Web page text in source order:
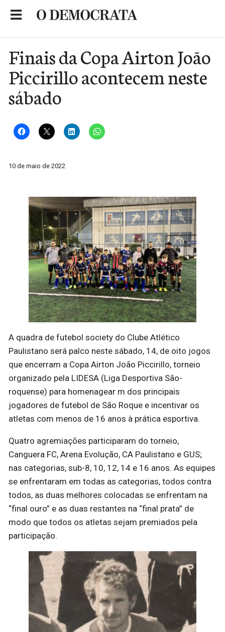
Finais da Copa Airton João
Piccirillo acontecem neste
sábado
10 de maio de 2022
A quadra de futebol society do Clube Atlético
Paulistano será palco neste sábado, 14, de oito jogos
que encerram a Copa Airton João Piccirillo, torneio
organizado pela LIDESA (Liga Desportiva São-
roquense) para homenagear m dos principais
jogadores de futebol de São Roque e incentivar os
atletas com menos de 16 anos à prática esportiva.
Quatro agremiações participaram do torneio,
Canguera FC, Arena Evolução, CA Paulistano e GUS;
nas categorias, sub-8, 10, 12, 14 e 16 anos. As equipes
se enfrentaram em todas as categorias, todos contra
todos, as duas melhores colocadas se enfrentam na
“final ouro” e as duas restantes na “final prata” de
modo que todos os atletas sejam premiados pela
participação.